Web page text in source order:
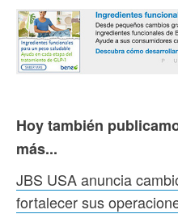
Hoy también
más...
JBS USA anuncia
fortalecer sus